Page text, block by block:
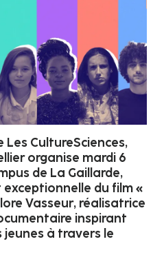
Les CultureSciences,
organise mardi 6
de La Gaillarde,
du film «
Vasseur, réalisatrice
inspirant
jeunes à travers le